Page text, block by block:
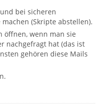
bei sicheren
(Skripte abstellen).
öffnen, wenn man sie
nachgefragt hat (das ist
gehören diese Mails